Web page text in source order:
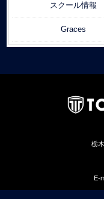
スクール情報
Graces
栃
E-